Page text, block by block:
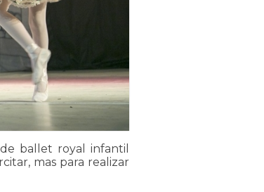
ballet royal infantil
mas para realizar